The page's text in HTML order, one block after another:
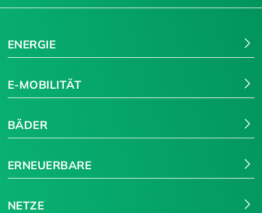
ENERGIE
E-MOBILITÄT
BÄDER
ERNEUERBARE
NETZE